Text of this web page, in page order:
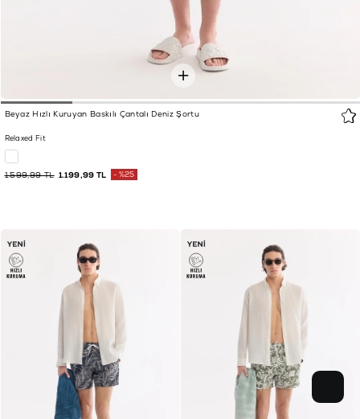
Beyaz Hızlı Kuruyan Baskılı Çantalı Deniz Şortu
Relaxed Fit
1.199,99 TL
1.599,99 TL %25